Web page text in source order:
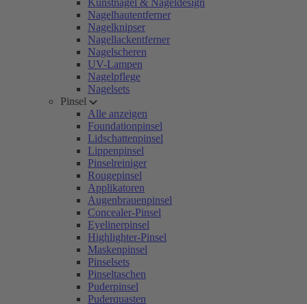
Kunstnägel & Nageldesign
Nagelhautentferner
Nagelknipser
Nagellackentferner
Nagelscheren
UV-Lampen
Nagelpflege
Nagelsets
Pinsel
Alle anzeigen
Foundationpinsel
Lidschattenpinsel
Lippenpinsel
Pinselreiniger
Rougepinsel
Applikatoren
Augenbrauenpinsel
Concealer-Pinsel
Eyelinerpinsel
Highlighter-Pinsel
Maskenpinsel
Pinselsets
Pinseltaschen
Puderpinsel
Puderquasten